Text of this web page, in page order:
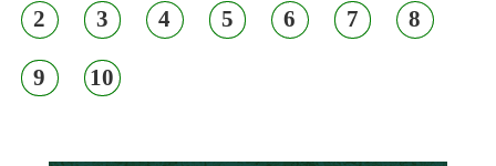
2 3 4 5 6 7 8
9 10